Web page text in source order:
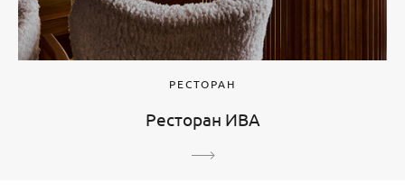
РЕСТОРАН
Ресторан ИВА